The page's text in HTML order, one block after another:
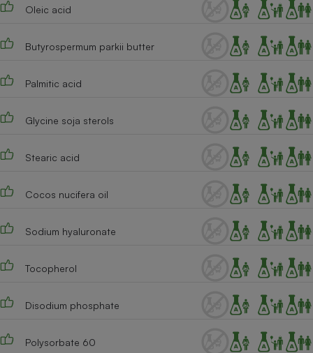
Oleic acid
Butyrospermum parkii butter
Palmitic acid
Glycine soja sterols
Stearic acid
Cocos nucifera oil
Sodium hyaluronate
Tocopherol
Disodium phosphate
Polysorbate 60